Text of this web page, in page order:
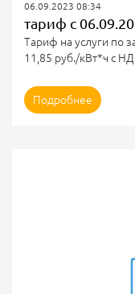
06.09.2023 08:34
тариф с
Тариф на услуги по
11,85 руб./кВт*ч с
Подробнее